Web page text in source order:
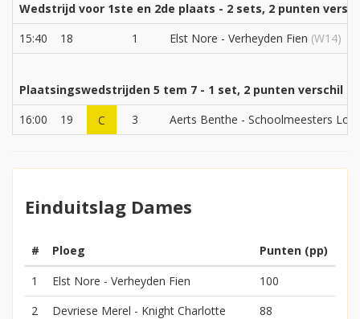
Wedstrijd voor 1ste en 2de plaats - 2 sets, 2 punten
15:40
18 1 Elst Nore - Verheyden Fien (W14)
Plaatsingswedstrijden 5 tem 7 - 1 set, 2 punten verschil
16:00
19 C 3 Aerts Benthe - Schoolmeesters
Einduitslag Dames
# Ploeg
Punten (pp)
1
Elst Nore - Verheyden Fien
100
2
Devriese Merel - Knight Charlotte
88